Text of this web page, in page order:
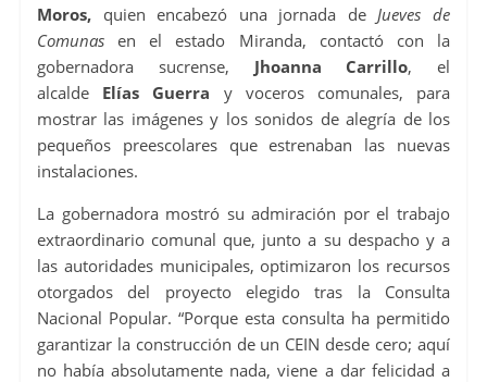
Moros,quien encabezó una jornada de Jueves de
Comunasen el estado Miranda, contactó con la
gobernadora sucrense, Jhoanna Carrillo, el
alcalde Elías Guerra y voceros comunales, para
mostrar las imágenes y los sonidos de alegría de los
pequeños preescolares que estrenaban las nuevas
instalaciones.
La gobernadora mostró su admiración por el trabajo
extraordinario comunal que, junto a su despacho y a
las autoridades municipales, optimizaron los recursos
otorgados del proyecto elegido tras la Consulta
Nacional Popular. “Porque esta consulta ha permitido
garantizar la construcción de un CEIN desde cero; aquí
no había absolutamente nada, viene a dar felicidad a